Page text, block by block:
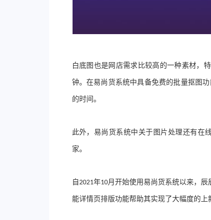
白底图也是网店需求比较高的一种素材，
钟。 在易尚货系统中具备免费的批量抠图功
的时间 。
此外， 易尚货系统中关于图片处理还有在
家。
自 2021年10月开始使用易尚货系统以来， 辰
能详情页排版功能帮助其实现了大幅度的上